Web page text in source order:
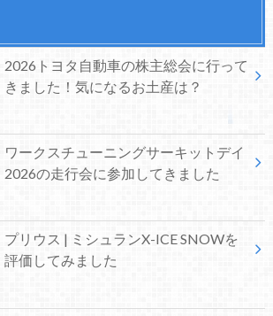
2026トヨタ自動車の株主総会に行って
きました！気になるお土産は？
ワークスチューニングサーキットデイ
2026の走行会に参加してきました
プリウス | ミシュランX-ICE SNOWを
評価してみました